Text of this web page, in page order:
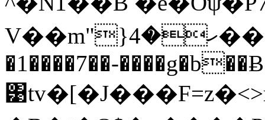
V��m"}ހ�4��Gn #���H \��0_�
�1����7��-